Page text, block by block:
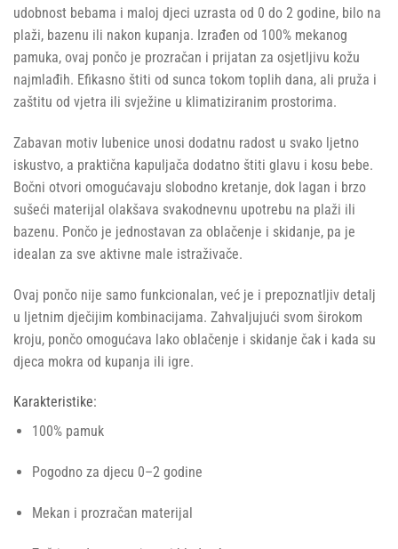
udobnost bebama i maloj djeci uzrasta od 0 do 2 godine, bilo na
plaži, bazenu ili nakon kupanja. Izrađen od 100% mekanog
pamuka, ovaj pončo je prozračan i prijatan za osjetljivu kožu
najmlađih. Efikasno štiti od sunca tokom toplih dana, ali pruža i
zaštitu od vjetra ili svježine u klimatiziranim prostorima.
Zabavan motiv lubenice unosi dodatnu radost u svako ljetno
iskustvo, a praktična kapuljača dodatno štiti glavu i kosu bebe.
Bočni otvori omogućavaju slobodno kretanje, dok lagan i brzo
sušeći materijal olakšava svakodnevnu upotrebu na plaži ili
bazenu. Pončo je jednostavan za oblačenje i skidanje, pa je
idealan za sve aktivne male istraživače.
Ovaj pončo nije samo funkcionalan, već je i prepoznatljiv detalj
u ljetnim dječijim kombinacijama. Zahvaljujući svom širokom
kroju, pončo omogućava lako oblačenje i skidanje čak i kada su
djeca mokra od kupanja ili igre.
Karakteristike:
100% pamuk
Pogodno za djecu 0–2 godine
Mekan i prozračan materijal